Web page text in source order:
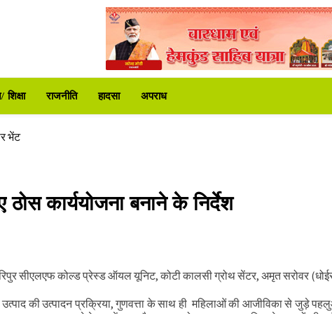
राजनीति हादसा अपराध
उद्यान
की वित्तीय स्वीकृति
शुरू
भेंट
उद्यान
की वित्तीय स्वीकृति
शुरू
कार्ययोजना बनाने के निर्देश
सीएलएफ कोल्ड प्रेस्ड ऑयल यूनिट, कोटी कालसी ग्रोथ सेंटर, अमृत सरोवर
उत्पाद की उत्पादन प्रक्रिया, गुणवत्ता के साथ ही महिलाओं की आजीविका से जुड़े